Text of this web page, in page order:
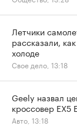
Летчики
рассказали,
холоде
Свое дело, 13:18
Geely назвал
кроссовер EX5
Авто, 13:18